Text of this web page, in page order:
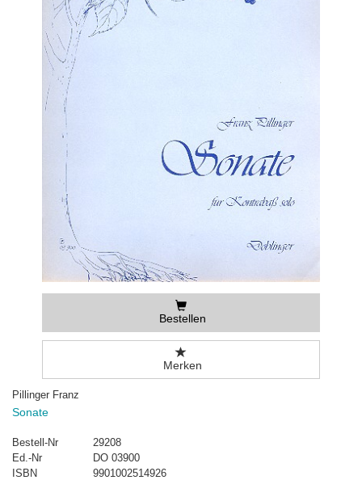
Bestellen
Merken
Pillinger Franz
Sonate
Bestell-Nr
29208
Ed.-Nr
DO 03900
ISBN
9901002514926